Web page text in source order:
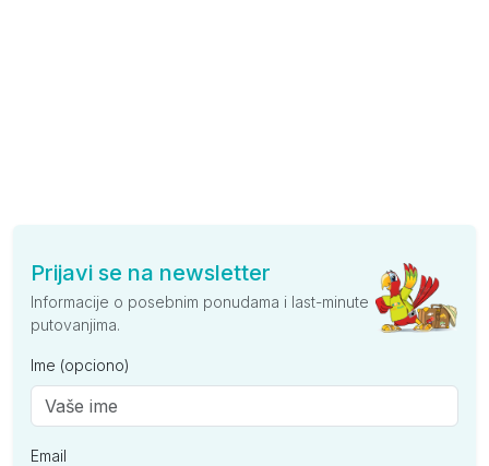
Prijavi se na newsletter
Informacije o posebnim ponudama i last-minute
putovanjima.
Ime (opciono)
Email